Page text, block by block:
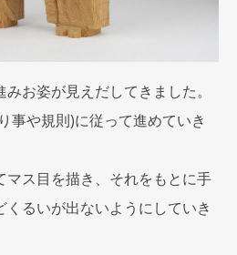
お姿が見えだしてきました。
事や規則)に従って進めていき
マス目を描き、それをもとに手
るいが出ないようにしていき